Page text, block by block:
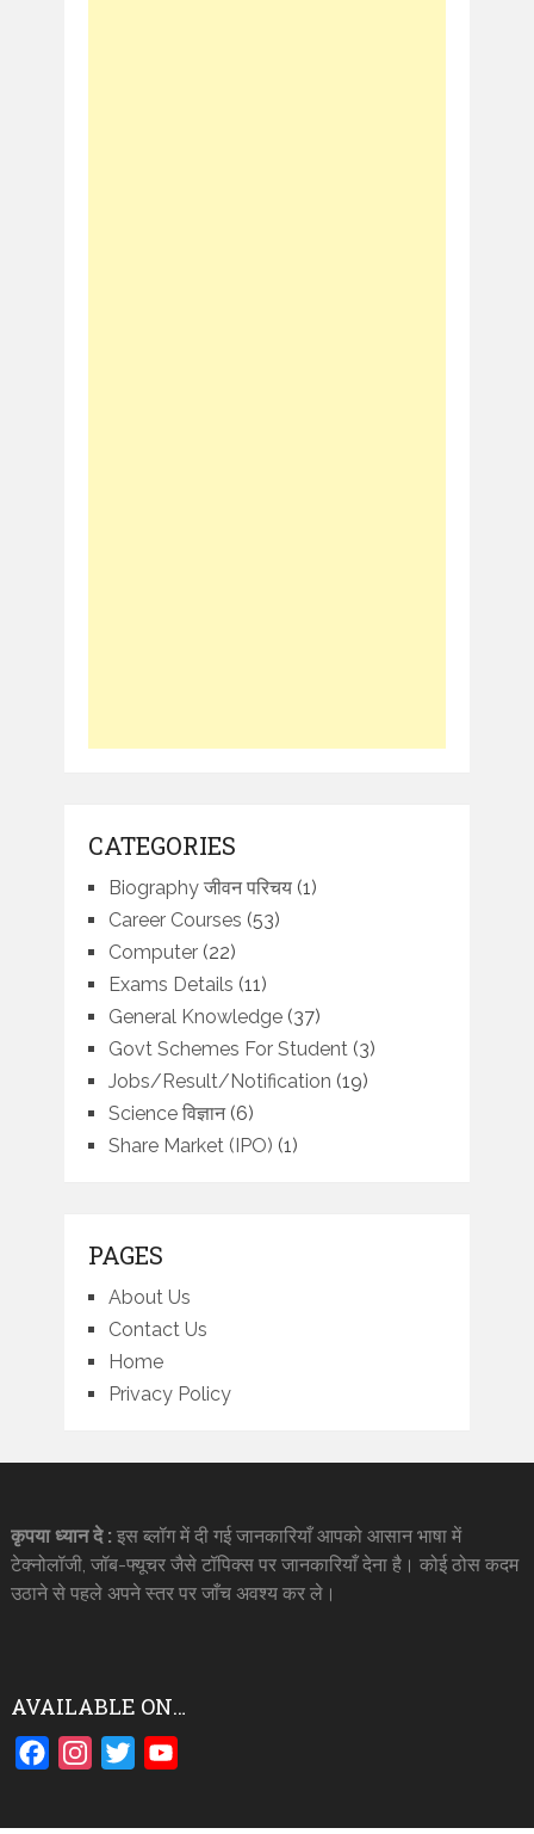
CATEGORIES
Biography जीवन परिचय(1)
Career Courses (53)
Computer(22)
Exams Details (11)
General Knowledge(37)
Govt Schemes For Student (3)
Jobs/Result/Notification (19)
Science विज्ञान(6)
Share Market (IPO) (1)
PAGES
About Us
Contact Us
Home
Privacy Policy
कृपया ध्यान दे : इस ब्लॉग में दी गई जानकारियाँ आपको आसान भाषा में
टेक्नोलॉजी, जॉब-फ्यूचर जैसे टॉपिक्स पर जानकारियाँ देना है। कोई ठोस कदम
उठाने से पहले अपने स्तर पर जाँच अवश्य कर ले।
AVAILABLE ON…
FacebookInstagram
Twitter